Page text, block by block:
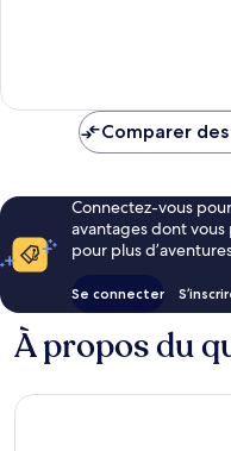
Comparer
Connectez-vous
avantages dont
pour plus
Se connecter
À propos du